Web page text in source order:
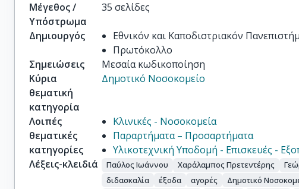
Μέγεθος /
Υπόστρωμα
35 σελίδες
Δημιουργός
Εθνικόν και Καποδιστριακόν
Πρωτόκολλο
Σημειώσεις
Μεσαία κωδικοποίηση
Κύρια
θεματική
κατηγορία
Δημοτικό Νοσοκομείο
Λοιπές
θεματικές
κατηγορίες
Κλινικές - Νοσοκομεία
Παραρτήματα – Προσαρτήματα
Υλικοτεχνική Υποδομή - Επισκευές -
Λέξεις-κλειδιά
Παύλος Ιωάννου Χαράλαμπος Πρετεντέρης
διδασκαλία
έξοδα αγορές Δημοτικό